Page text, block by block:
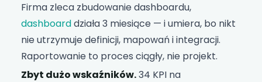
Firma zleca zbudowanie dashboardu,
dashboarddziała 3 miesiące — i umiera, bo nikt
nie utrzymuje definicji, mapowań i integracji.
Raportowanie to proces ciągły, nie projekt.
Zbyt dużo wskaźników.34 KPI na